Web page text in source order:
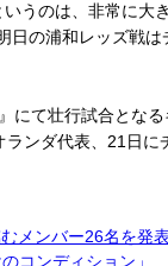
いうのは、非常に
日の浦和レッズ戦
て壮行試合とな
ンダ代表、21日に
メンバー26名を
コンディション